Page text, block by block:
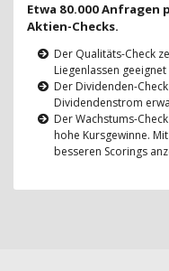
Etwa 80.000 Anfragen
Aktien-Checks.
Der Qualitäts-Check
Liegenlassen geeignet
Der Dividenden-
Dividendenstrom
Der Wachstums-
hohe Kursgewinne.
besseren Scorings